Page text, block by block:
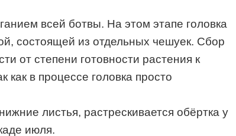
всей ботвы. На этом этапе головка
состоящей из отдельных чешуек. Сбор
от степени готовности растения к
в процессе головка просто
листья, растрескивается обёртка у
июля.